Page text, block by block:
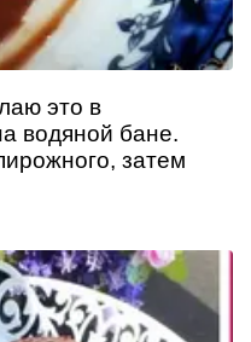
это в
водяной бане.
затем